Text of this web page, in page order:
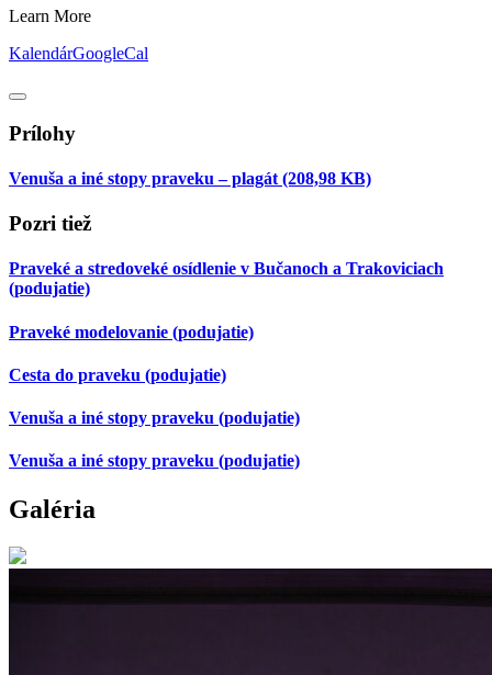
Learn More
KalendárGoogleCal
Prílohy
Venuša a iné stopy praveku – plagát (208,98 KB)
Pozri tiež
Praveké a stredoveké osídlenie v Bučanoch a Trakoviciach
(podujatie)
Praveké modelovanie (podujatie)
Cesta do praveku (podujatie)
Venuša a iné stopy praveku (podujatie)
Venuša a iné stopy praveku (podujatie)
Galéria